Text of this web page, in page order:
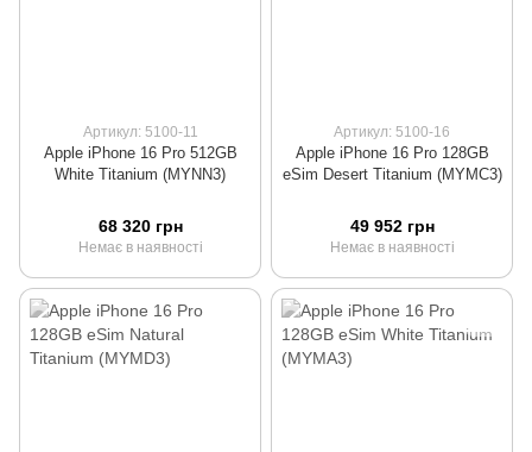
Артикул: 5100-11
Apple iPhone 16 Pro 512GB
White Titanium (MYNN3)
68 320 грн
Немає в наявності
Артикул: 5100-16
Apple iPhone 16 Pro 128GB
eSim Desert Titanium (MYMC3)
49 952 грн
Немає в наявності